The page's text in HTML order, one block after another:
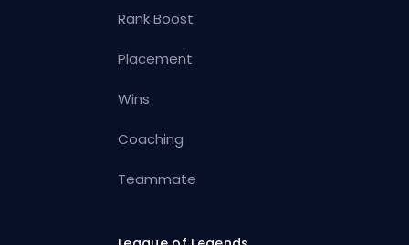
Rank Boost
Placement
Wins
Coaching
Teammate